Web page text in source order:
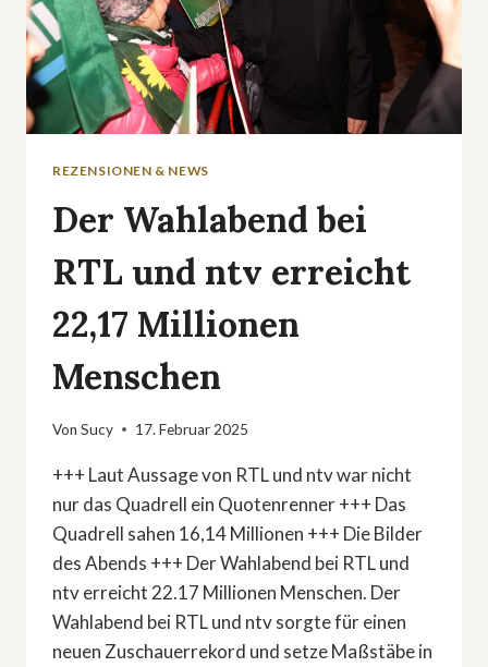
REZENSIONEN & NEWS
Der Wahlabend bei
RTL und ntv erreicht
22,17 Millionen
Menschen
Von Sucy 17. Februar 2025
+++ Laut Aussage von RTL und ntv war nicht
nur das Quadrell ein Quotenrenner +++ Das
Quadrell sahen 16,14 Millionen +++ Die Bilder
des Abends +++ Der Wahlabend bei RTL und
ntv erreicht 22.17 Millionen Menschen. Der
Wahlabend bei RTL und ntv sorgte für einen
neuen Zuschauerrekord und setze Maßstäbe in